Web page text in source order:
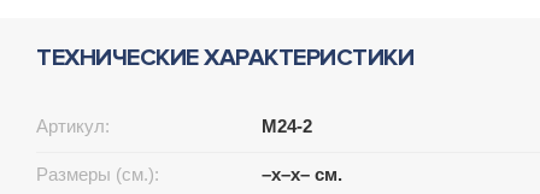
ТЕХНИЧЕСКИЕ ХАРАКТЕРИСТИКИ
Артикул: M24-2
Размеры (см.): –x–x– см.